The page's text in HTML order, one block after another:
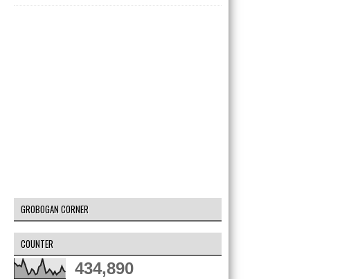
GROBOGAN CORNER
COUNTER
434,890